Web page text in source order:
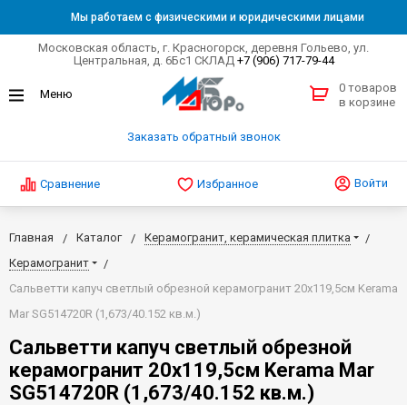
Мы работаем с физическими и юридическими лицами
Московская область, г. Красногорск, деревня Гольево, ул.
Центральная, д. 6Бс1 СКЛАД +7 (906) 717-79-44
Заказать обратный звонок
0 товаров
в корзине
Сравнение Избранное Войти
Главная Каталог
Керамогранит, керамическая плитка
Керамогранит
Сальветти капуч светлый обрезной керамогранит 20х119,5см Kerama
Mar SG514720R (1,673/40.152 кв.м.)
Сальветти капуч светлый обрезной
керамогранит 20х119,5см Kerama Mar
SG514720R (1,673/40.152 кв.м.)